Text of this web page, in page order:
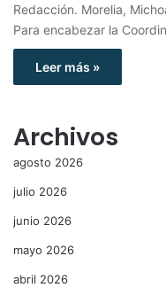
Redacción. Morelia,
Para encabezar la
Leer más »
Archivos
agosto 2026
julio 2026
junio 2026
mayo 2026
abril 2026